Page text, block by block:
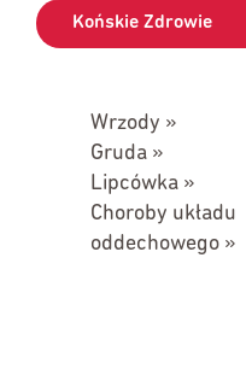
Końskie Zdrowie
Wrzody »
Gruda »
Lipcówka »
Choroby układu
oddechowego »